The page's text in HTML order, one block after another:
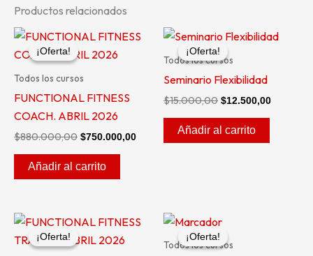
Productos relacionados
¡Oferta!
¡Oferta!
Todos los cursos
FUNCTIONAL FITNESS
COACH. ABRIL 2026
$880.000,00
El
original
$880.000,00.
$750.000,00
El
actual
$750.000,00.
Añadir al carrito
¡Oferta!
¡Oferta!
Todos los cursos
Seminario Flexibilidad
$15.000,00
El
original
$15.000,00.
$12.500,00
El
Añadir al carrito
¡Oferta!
¡Oferta!
El
original
El
actual
¡Oferta!
¡Oferta!
Todos los cursos
El
precio
original